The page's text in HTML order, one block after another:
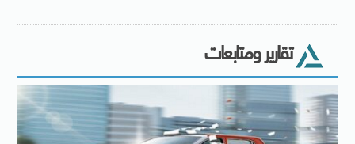
تقارير ومتابعات